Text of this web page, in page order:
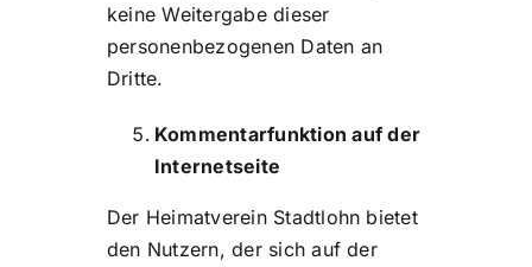
keine Weitergabe dieser
personenbezogenen Daten an
Dritte.
Kommentarfunktion auf der
Internetseite
Der Heimatverein Stadtlohn bietet
den Nutzern, der sich auf der